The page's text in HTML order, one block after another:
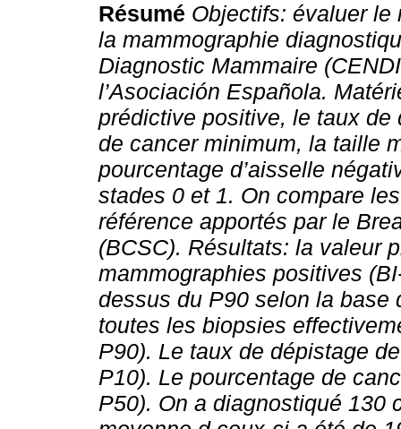
Résumé Objectifs: évaluer le
la mammographie
Diagnostic Mammaire
l’Asociación Española.
prédictive positive, le taux de
de cancer minimum, la taille
pourcentage d’aisselle
stades 0 et 1. On compare
référence apportés par le
(BCSC). Résultats: la valeur
mammographies positives
dessus du P90 selon la base
toutes les biopsies
P90). Le taux de dépistage
P10). Le pourcentage de
P50). On a diagnostiqué 130